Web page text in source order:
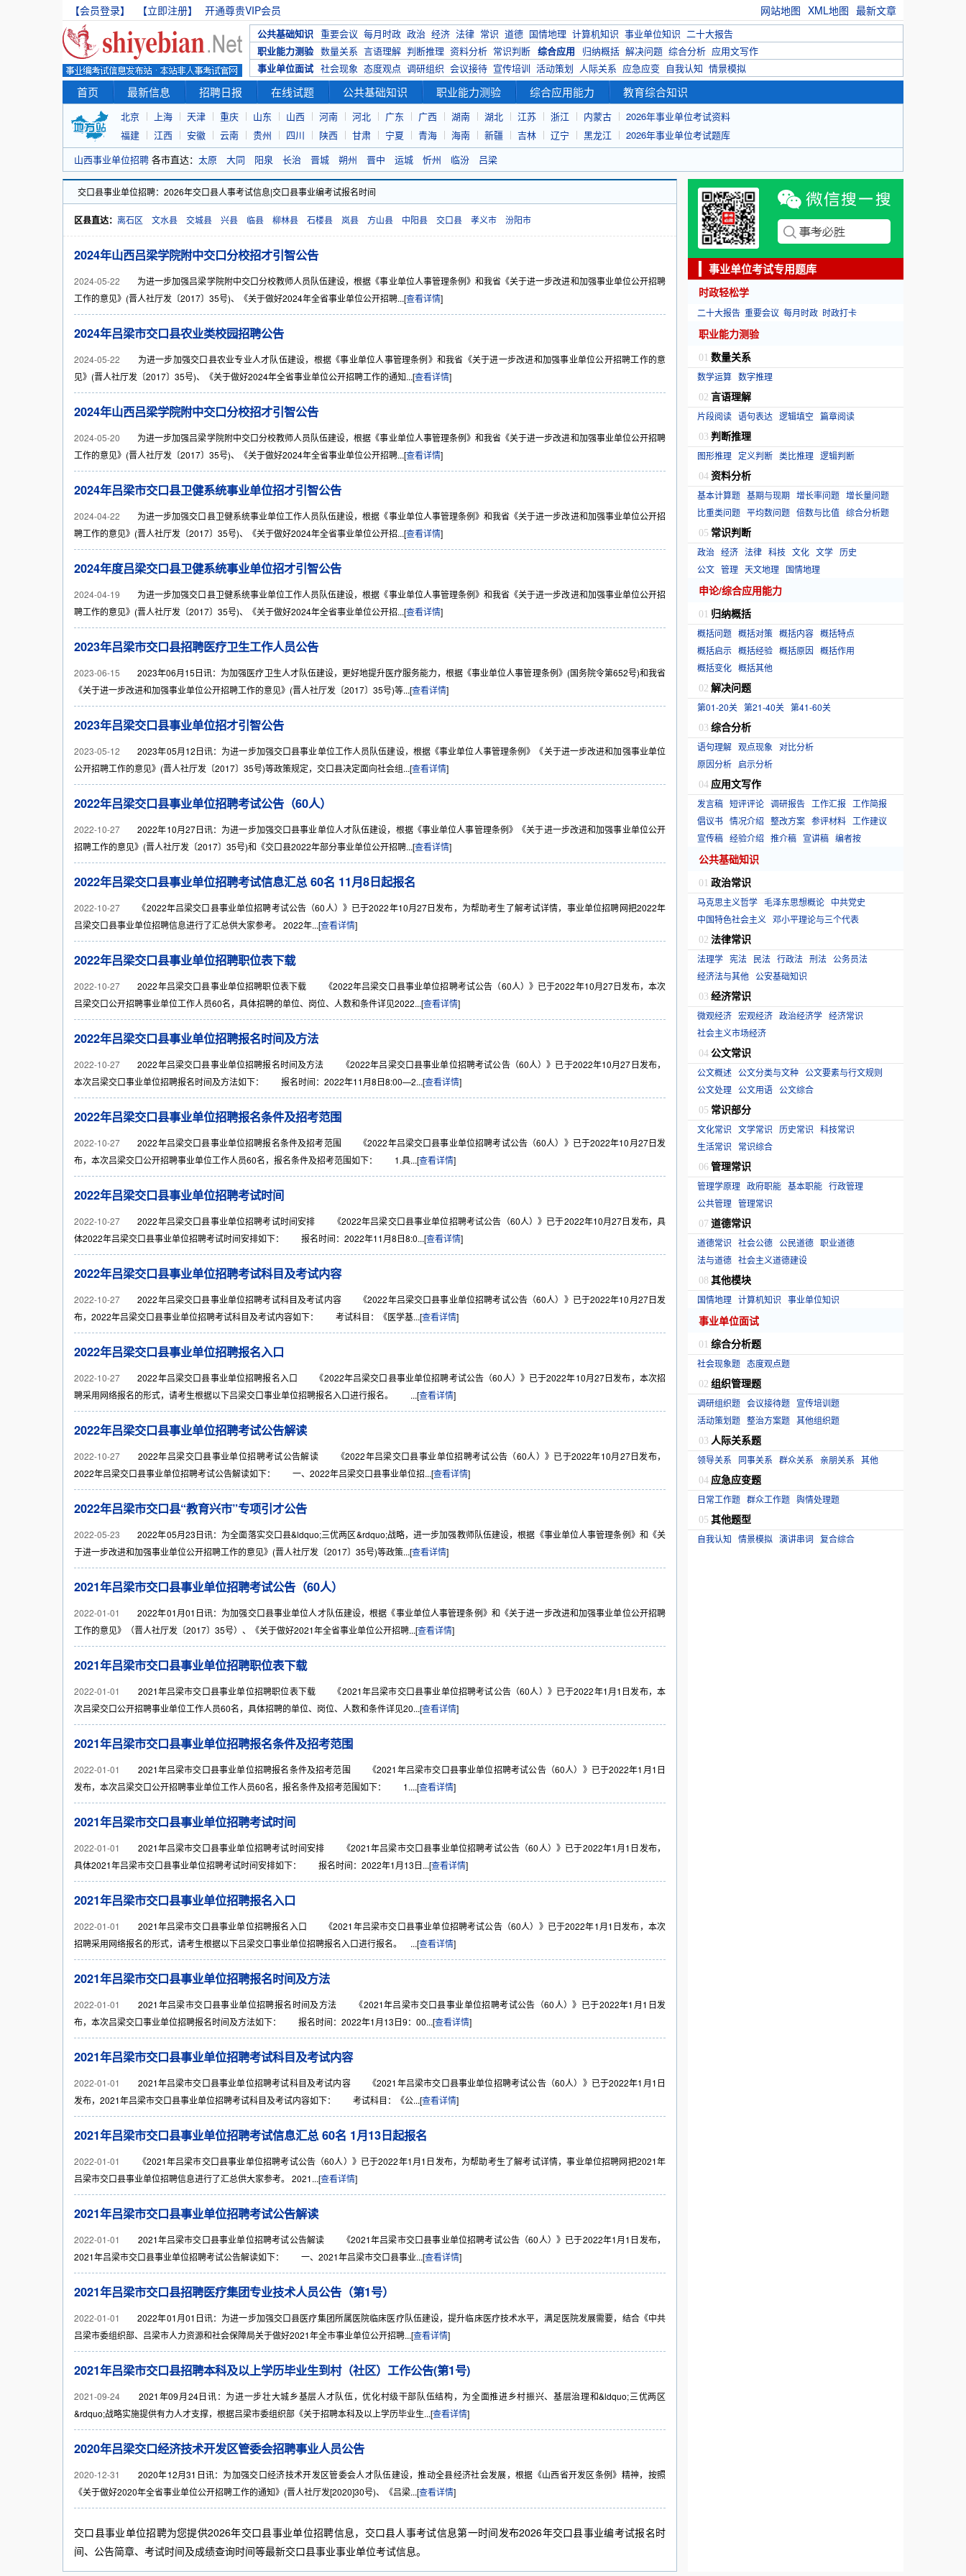
【会员登录】 【立即注册】 开通尊贵VIP会员 网站地图 XML地图 最新文章
公共基础知识 重要会议 每月时政 政治 经济 法律 常识 道德 国情地理 计算机知识 事业单位知识 二十大报告
职业能力测验 数量关系 言语理解 判断推理 资料分析 常识判断 综合应用 归纳概括 解决问题 综合分析 应用文写作
事业单位面试 社会现象 态度观点 调研组织 会议接待 宣传培训 活动策划 人际关系 应急应变 自我认知 情景模拟
首页 最新信息 招聘日报 在线试题 公共基础知识 职业能力测验 综合应用能力 教育综合知识
北京 上海 天津 重庆 山东 山西 河南 河北 广东 广西 湖南 湖北 江苏 浙江 内蒙古
2026年事业单位考试资料
福建
江西 安徽 云南 贵州 四川 陕西 甘肃 宁夏 青海 海南 新疆 吉林 辽宁 黑龙江
2026年事业单位考试题库
山西事业单位招聘 各市直达： 太原 大同 阳泉 长治 晋城 朔州 晋中 运城 忻州 临汾 吕梁
交口县事业单位招聘：2026年交口县人事考试信息|交口县事业编考试报名时间
区县直达： 离石区 文水县 交城县 兴县 临县 柳林县 石楼县 岚县 方山县 中阳县 交口县 孝义市 汾阳市
2024年山西吕梁学院附中交口分校招才引智公告
2024-05-22 为进一步加强吕梁学院附中交口分校教师人员队伍建设，根据《事业单位人事管理条例》和我省《关于进一步改进和加强事业单位公开招聘
工作的意见》(晋人社厅发〔2017〕35号)、《关于做好2024年全省事业单位公开招聘...[查看详情]
2024年吕梁市交口县农业类校园招聘公告
2024-05-22 为进一步加强交口县农业专业人才队伍建设，根据《事业单位人事管理条例》和我省《关于进一步改进和加强事业单位公开招聘工作的意
见》(晋人社厅发〔2017〕35号)、《关于做好2024年全省事业单位公开招聘工作的通知...[查看详情]
2024年山西吕梁学院附中交口分校招才引智公告
2024-05-20 为进一步加强吕梁学院附中交口分校教师人员队伍建设，根据《事业单位人事管理条例》和我省《关于进一步改进和加强事业单位公开招聘
工作的意见》(晋人社厅发〔2017〕35号)、《关于做好2024年全省事业单位公开招聘...[查看详情]
2024年吕梁市交口县卫健系统事业单位招才引智公告
2024-04-22 为进一步加强交口县卫健系统事业单位工作人员队伍建设，根据《事业单位人事管理条例》和我省《关于进一步改进和加强事业单位公开招
聘工作的意见》(晋人社厅发〔2017〕35号)、《关于做好2024年全省事业单位公开招...[查看详情]
2024年度吕梁交口县卫健系统事业单位招才引智公告
2024-04-19 为进一步加强交口县卫健系统事业单位工作人员队伍建设，根据《事业单位人事管理条例》和我省《关于进一步改进和加强事业单位公开招
聘工作的意见》(晋人社厅发〔2017〕35号)、《关于做好2024年全省事业单位公开招...[查看详情]
2023年吕梁市交口县招聘医疗卫生工作人员公告
2023-06-15 2023年06月15日讯：为加强医疗卫生人才队伍建设，更好地提升医疗服务能力，根据《事业单位人事管理条例》(国务院令第652号)和我省
《关于进一步改进和加强事业单位公开招聘工作的意见》(晋人社厅发〔2017〕35号)等...[查看详情]
2023年吕梁交口县事业单位招才引智公告
2023-05-12 2023年05月12日讯：为进一步加强交口县事业单位工作人员队伍建设，根据《事业单位人事管理条例》《关于进一步改进和加强事业单位
公开招聘工作的意见》(晋人社厅发〔2017〕35号)等政策规定，交口县决定面向社会组...[查看详情]
2022年吕梁交口县事业单位招聘考试公告（60人）
2022-10-27 2022年10月27日讯：为进一步加强交口县事业单位人才队伍建设，根据《事业单位人事管理条例》《关于进一步改进和加强事业单位公开
招聘工作的意见》(晋人社厅发〔2017〕35号)和《交口县2022年部分事业单位公开招聘...[查看详情]
2022年吕梁交口县事业单位招聘考试信息汇总 60名 11月8日起报名
2022-10-27 《2022年吕梁交口县事业单位招聘考试公告（60人）》已于2022年10月27日发布，为帮助考生了解考试详情，事业单位招聘网把2022年
吕梁交口县事业单位招聘信息进行了汇总供大家参考。 2022年...[查看详情]
2022年吕梁交口县事业单位招聘职位表下载
2022-10-27 2022年吕梁交口县事业单位招聘职位表下载 《2022年吕梁交口县事业单位招聘考试公告（60人）》已于2022年10月27日发布，本次
吕梁交口公开招聘事业单位工作人员60名，具体招聘的单位、岗位、人数和条件详见2022...[查看详情]
2022年吕梁交口县事业单位招聘报名时间及方法
2022-10-27 2022年吕梁交口县事业单位招聘报名时间及方法 《2022年吕梁交口县事业单位招聘考试公告（60人）》已于2022年10月27日发布，
本次吕梁交口事业单位招聘报名时间及方法如下： 报名时间：2022年11月8日8:00—2...[查看详情]
2022年吕梁交口县事业单位招聘报名条件及招考范围
2022-10-27 2022年吕梁交口县事业单位招聘报名条件及招考范围 《2022年吕梁交口县事业单位招聘考试公告（60人）》已于2022年10月27日发
布，本次吕梁交口公开招聘事业单位工作人员60名，报名条件及招考范围如下： 1.具...[查看详情]
2022年吕梁交口县事业单位招聘考试时间
2022-10-27 2022年吕梁交口县事业单位招聘考试时间安排 《2022年吕梁交口县事业单位招聘考试公告（60人）》已于2022年10月27日发布，具
体2022年吕梁交口县事业单位招聘考试时间安排如下： 报名时间：2022年11月8日8:0...[查看详情]
2022年吕梁交口县事业单位招聘考试科目及考试内容
2022-10-27 2022年吕梁交口县事业单位招聘考试科目及考试内容 《2022年吕梁交口县事业单位招聘考试公告（60人）》已于2022年10月27日发
布，2022年吕梁交口县事业单位招聘考试科目及考试内容如下： 考试科目：《医学基...[查看详情]
2022年吕梁交口县事业单位招聘报名入口
2022-10-27 2022年吕梁交口县事业单位招聘报名入口 《2022年吕梁交口县事业单位招聘考试公告（60人）》已于2022年10月27日发布，本次招
聘采用网络报名的形式，请考生根据以下吕梁交口事业单位招聘报名入口进行报名。 ...[查看详情]
2022年吕梁交口县事业单位招聘考试公告解读
2022-10-27 2022年吕梁交口县事业单位招聘考试公告解读 《2022年吕梁交口县事业单位招聘考试公告（60人）》已于2022年10月27日发布，
2022年吕梁交口县事业单位招聘考试公告解读如下： 一、2022年吕梁交口县事业单位招...[查看详情]
2022年吕梁市交口县“教育兴市”专项引才公告
2022-05-23 2022年05月23日讯：为全面落实交口县&ldquo;三优两区&rdquo;战略，进一步加强教师队伍建设，根据《事业单位人事管理条例》和《关
于进一步改进和加强事业单位公开招聘工作的意见》(晋人社厅发〔2017〕35号)等政策...[查看详情]
2021年吕梁市交口县事业单位招聘考试公告（60人）
2022-01-01
2022年01月01日讯：为加强交口县事业单位人才队伍建设，根据《事业单位人事管理条例》和《关于进一步改进和加强事业单位公开招聘
工作的意见》（晋人社厅发〔2017〕35号）、《关于做好2021年全省事业单位公开招聘...[查看详情]
2021年吕梁市交口县事业单位招聘职位表下载
2022-01-01
2021年吕梁市交口县事业单位招聘职位表下载 《2021年吕梁市交口县事业单位招聘考试公告（60人）》已于2022年1月1日发布，本
次吕梁交口公开招聘事业单位工作人员60名，具体招聘的单位、岗位、人数和条件详见20...[查看详情]
2021年吕梁市交口县事业单位招聘报名条件及招考范围
2022-01-01
2021年吕梁市交口县事业单位招聘报名条件及招考范围 《2021年吕梁市交口县事业单位招聘考试公告（60人）》已于2022年1月1日
发布，本次吕梁交口公开招聘事业单位工作人员60名，报名条件及招考范围如下： 1....[查看详情]
2021年吕梁市交口县事业单位招聘考试时间
2022-01-01
2021年吕梁市交口县事业单位招聘考试时间安排 《2021年吕梁市交口县事业单位招聘考试公告（60人）》已于2022年1月1日发布，
具体2021年吕梁市交口县事业单位招聘考试时间安排如下： 报名时间：2022年1月13日...[查看详情]
2021年吕梁市交口县事业单位招聘报名入口
2022-01-01
2021年吕梁市交口县事业单位招聘报名入口 《2021年吕梁市交口县事业单位招聘考试公告（60人）》已于2022年1月1日发布，本次
招聘采用网络报名的形式，请考生根据以下吕梁交口事业单位招聘报名入口进行报名。 ...[查看详情]
2021年吕梁市交口县事业单位招聘报名时间及方法
2022-01-01
2021年吕梁市交口县事业单位招聘报名时间及方法 《2021年吕梁市交口县事业单位招聘考试公告（60人）》已于2022年1月1日发
布，本次吕梁交口事业单位招聘报名时间及方法如下： 报名时间：2022年1月13日9：00...[查看详情]
2021年吕梁市交口县事业单位招聘考试科目及考试内容
2022-01-01
2021年吕梁市交口县事业单位招聘考试科目及考试内容 《2021年吕梁市交口县事业单位招聘考试公告（60人）》已于2022年1月1日
发布，2021年吕梁市交口县事业单位招聘考试科目及考试内容如下： 考试科目：《公...[查看详情]
2021年吕梁市交口县事业单位招聘考试信息汇总 60名 1月13日起报名
2022-01-01
《2021年吕梁市交口县事业单位招聘考试公告（60人）》已于2022年1月1日发布，为帮助考生了解考试详情，事业单位招聘网把2021年
吕梁市交口县事业单位招聘信息进行了汇总供大家参考。 2021...[查看详情]
2021年吕梁市交口县事业单位招聘考试公告解读
2022-01-01
2021年吕梁市交口县事业单位招聘考试公告解读 《2021年吕梁市交口县事业单位招聘考试公告（60人）》已于2022年1月1日发布，
2021年吕梁市交口县事业单位招聘考试公告解读如下： 一、2021年吕梁市交口县事业...[查看详情]
2021年吕梁市交口县招聘医疗集团专业技术人员公告（第1号）
2022-01-01
2022年01月01日讯：为进一步加强交口县医疗集团所属医院临床医疗队伍建设，提升临床医疗技术水平，满足医院发展需要，结合《中共
吕梁市委组织部、吕梁市人力资源和社会保障局关于做好2021年全市事业单位公开招聘...[查看详情]
2021年吕梁市交口县招聘本科及以上学历毕业生到村（社区）工作公告(第1号)
2021-09-24 2021年09月24日讯：为进一步壮大城乡基层人才队伍，优化村级干部队伍结构，为全面推进乡村振兴、基层治理和&ldquo;三优两区
&rdquo;战略实施提供有力人才支撑，根据吕梁市委组织部《关于招聘本科及以上学历毕业生...[查看详情]
2020年吕梁交口经济技术开发区管委会招聘事业人员公告
2020-12-31
2020年12月31日讯：为加强交口经济技术开发区管委会人才队伍建设，推动全县经济社会发展，根据《山西省开发区条例》精神，按照
《关于做好2020年全省事业单位公开招聘工作的通知》(晋人社厅发[2020]30号)、《吕梁...[查看详情]
交口县事业单位招聘为您提供2026年交口县事业单位招聘信息，交口县人事考试信息第一时间发布2026年交口县事业编考试报名时
间、公告简章、考试时间及成绩查询时间等最新交口县事业事业单位考试信息。
事业单位考试专用题库
时政轻松学
二十大报告 重要会议 每月时政 时政打卡
职业能力测验
01 数量关系
数学运算 数字推理
02 言语理解
片段阅读 语句表达 逻辑填空 篇章阅读
03 判断推理
图形推理 定义判断 类比推理 逻辑判断
04 资料分析
基本计算题 基期与现期 增长率问题 增长量问题
比重类问题 平均数问题 倍数与比值 综合分析题
05 常识判断
政治 经济 法律 科技 文化 文学 历史
公文 管理 天文地理 国情地理
申论/综合应用能力
01 归纳概括
概括问题 概括对策 概括内容 概括特点
概括启示 概括经验 概括原因 概括作用
概括变化 概括其他
02 解决问题
第01-20关 第21-40关 第41-60关
03 综合分析
语句理解 观点现象 对比分析
原因分析 启示分析
04 应用文写作
发言稿 短评评论 调研报告 工作汇报
工作简报
倡议书 情况介绍 整改方案 参评材料 工作建议
宣传稿 经验介绍 推介稿 宣讲稿 编者按
公共基础知识
01 政治常识
马克思主义哲学 毛泽东思想概论 中共党史
中国特色社会主义 邓小平理论与三个代表
02 法律常识
法理学 宪法 民法 行政法 刑法 公务员法
经济法与其他 公安基础知识
03 经济常识
微观经济 宏观经济 政治经济学 经济常识
社会主义市场经济
04 公文常识
公文概述 公文分类与文种 公文要素与行文规则
公文处理 公文用语 公文综合
05 常识部分
文化常识 文学常识 历史常识 科技常识
生活常识
常识综合
06 管理常识
管理学原理 政府职能 基本职能 行政管理
公共管理 管理常识
07 道德常识
道德常识 社会公德 公民道德 职业道德
法与道德 社会主义道德建设
08 其他模块
国情地理 计算机知识 事业单位知识
事业单位面试
01 综合分析题
社会现象题 态度观点题
02 组织管理题
调研组织题 会议接待题 宣传培训题
活动策划题 整治方案题 其他组织题
03 人际关系题
领导关系 同事关系 群众关系 亲朋关系 其他
04 应急应变题
日常工作题 群众工作题 舆情处理题
05 其他题型
自我认知 情景模拟 演讲串词 复合综合